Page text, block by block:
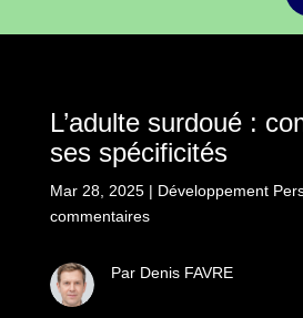
L’adulte surdoué :
ses spécificités
Mar 28, 2025| Développement
commentaires
Par Denis FAVRE